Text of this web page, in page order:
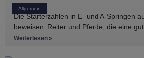
Allgemein
Die Starterzahlen in E- und A-Springen
beweisen: Reiter und Pferde, die eine
haben, gibt es
Weiterlesen »